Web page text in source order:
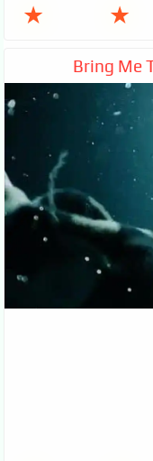
★ ★
Bring Me